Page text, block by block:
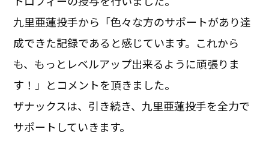
九里亜蓮投手から「色々な方のサポートがあり達
成できた記録であると感じています。これから
も、もっとレベルアップ出来るように頑張りま
す！」とコメントを頂きました。
ザナックスは、引き続き、九里亜蓮投手を全力で
サポートしていきます。